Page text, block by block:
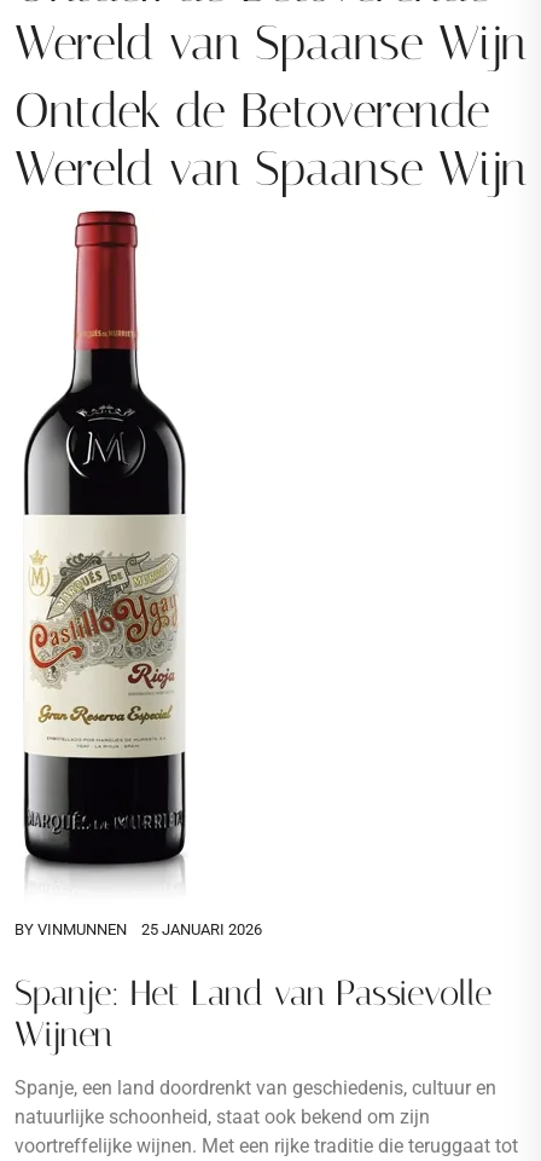
Wereld van Spaanse Wijn
Ontdek de Betoverende
Wereld van Spaanse Wijn
BY VINMUNNEN 25 JANUARI 2026
Spanje: Het Land van Passievolle
Wijnen
Spanje, een land doordrenkt van geschiedenis, cultuur en
natuurlijke schoonheid, staat ook bekend om zijn
voortreffelijke wijnen. Met een rijke traditie die teruggaat tot